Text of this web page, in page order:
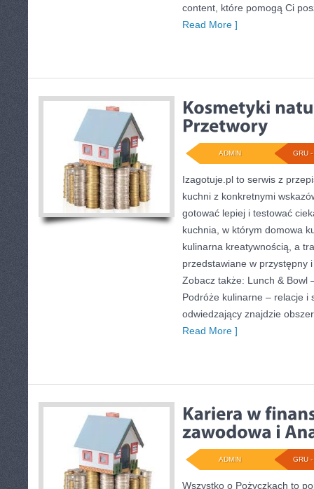
content, które pomogą Ci
Read More ]
GRU
ADMIN
Izagotuje.pl to serwis z
kuchni z konkretnymi
gotować lepiej i testować
kuchnia, w którym domowa
kulinarna kreatywnością, a
przedstawiane w przystępny
Zobacz także: Lunch & Bowl
Podróże kulinarne – relacje i
odwiedzający znajdzie
Read More ]
GRU
ADMIN
Wszystko o Pożyczkach to